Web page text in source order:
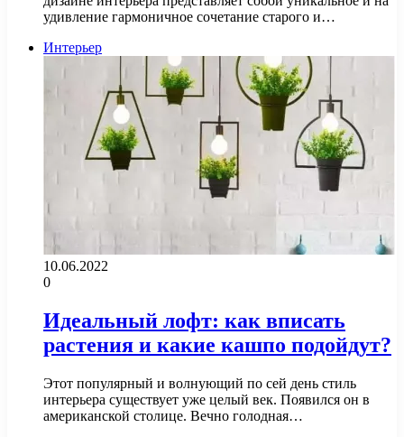
удивление гармоничное сочетание старого и…
Интерьер
10.06.2022
0
Идеальный лофт: как вписать
растения и какие кашпо подойдут?
Этот популярный и волнующий по сей день стиль
интерьера существует уже целый век. Появился он в
американской столице. Вечно голодная…